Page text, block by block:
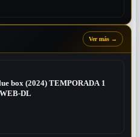
Ver más →
box (2024) TEMPORADA 1
DL